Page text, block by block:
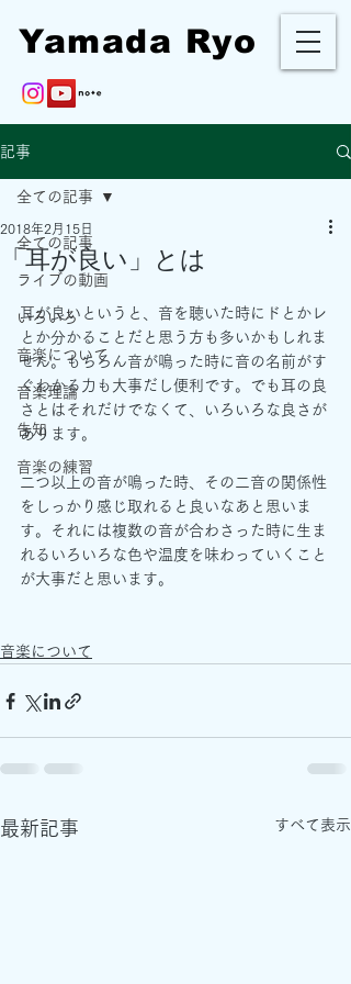
Yamada Ryo
記事
全ての記事
ライブの動画
いろいろ
音楽について
音楽理論
告知
音楽の練習
全ての記事
「耳が良い」とは
2018年2月15日
耳が良いというと、音を聴いた時にドとかレ
とか分かることだと思う方も多いかもしれま
せん。もちろん音が鳴った時に音の名前がす
ぐわかる力も大事だし便利です。でも耳の良
さとはそれだけでなくて、いろいろな良さが
あります。
二つ以上の音が鳴った時、その二音の関係性
をしっかり感じ取れると良いなあと思いま
す。それには複数の音が合わさった時に生ま
れるいろいろな色や温度を味わっていくこと
が大事だと思います。
音楽について
最新記事 すべて表示